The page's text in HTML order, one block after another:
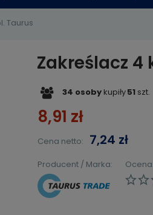
Taurus
Zakreślacz 4
34 osoby kupiły51 szt.
8,91 zł
Cena netto: 7,24 zł
Ocena:
Producent / Marka: